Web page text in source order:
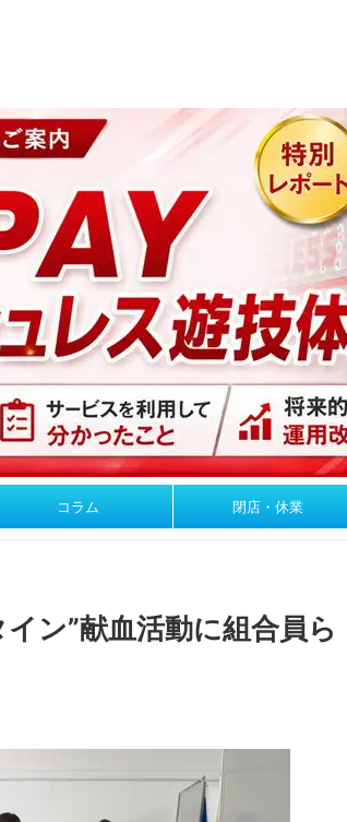
コラム 閉店・休業
ン”献血活動に組合員ら